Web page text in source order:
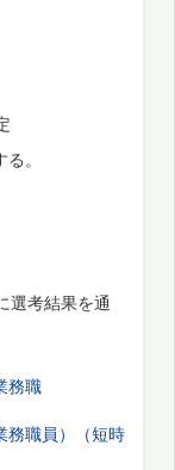
。
考結果を通
務職
務職員）（短時